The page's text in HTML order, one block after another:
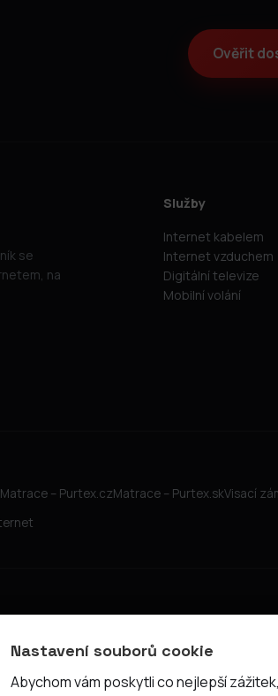
Ověřit
se
na
Služby
Internet kabelem
Internet vzduchem
Digitální televize
Mobilní volání
Matrace – Purtex.czMatrace – Purtex.skVisací
IČ 06731465
Nastavení souborů cookie
Abychom vám poskytli co nejlepší